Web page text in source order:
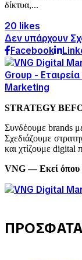
δίκτυα,...
20 likes
Δεν υπάρχουν
Facebook
STRATEGY
Συνδέουμε brands
Σχεδιάζουμε
και χτίζουμε digital
VNG — Εκεί όπου